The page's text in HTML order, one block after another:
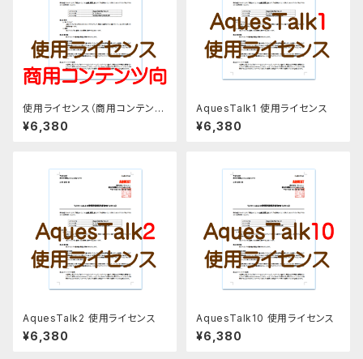
使用ライセンス（商用コンテンツ
向け）
¥6,380
AquesTalk1 使用ライセンス
¥6,380
AquesTalk2 使用ライセンス
¥6,380
AquesTalk10 使用ライセンス
¥6,380